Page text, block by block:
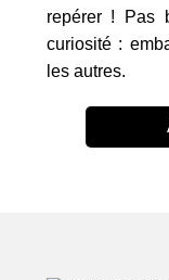
repérer ! Pas
curiosité :
les autres.